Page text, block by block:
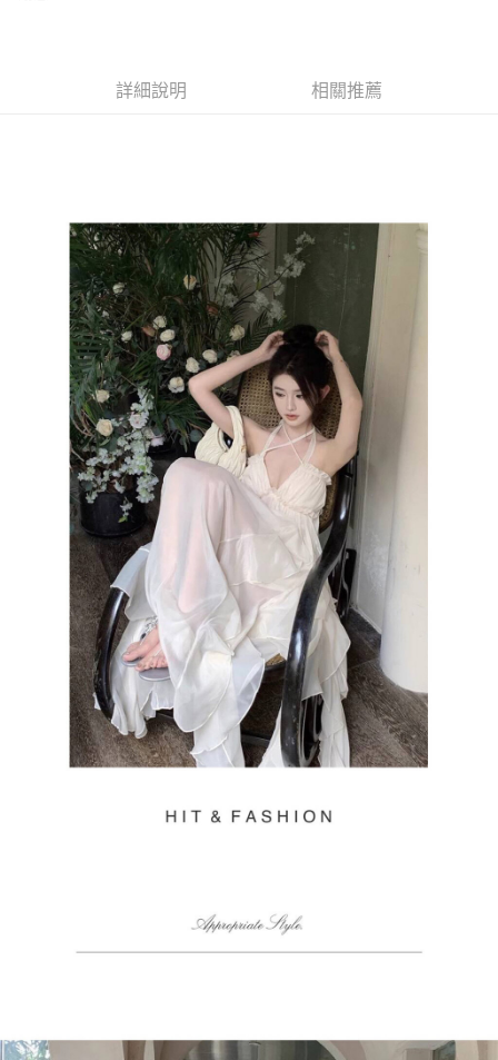
詳細說明 相關推薦